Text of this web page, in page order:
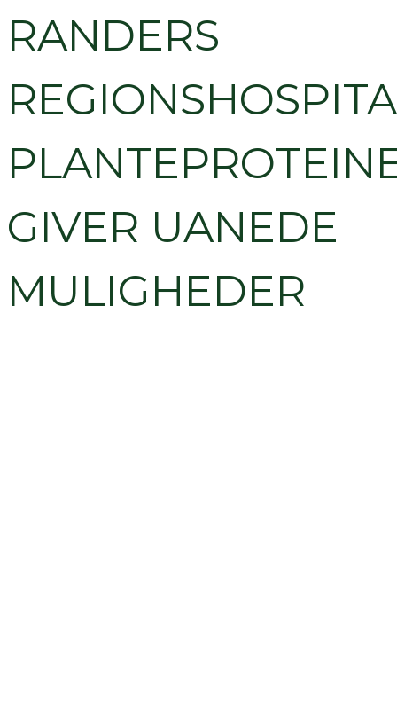
RANDERS
GIVER UANEDE
MULIGHEDER